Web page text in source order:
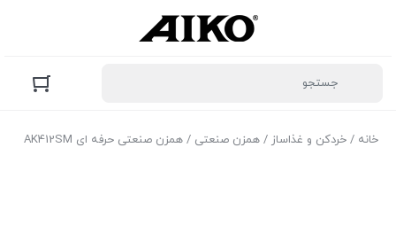
خانه / خردکن و غذاساز / همزن صنعتی / همزن صنعتی حرفه ای AK412SM